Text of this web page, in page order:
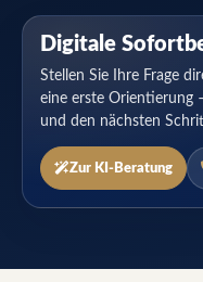
Digitale
Stellen Sie Ihre Frage
eine erste Orientierung
und den nächsten
Zur KI-Beratung